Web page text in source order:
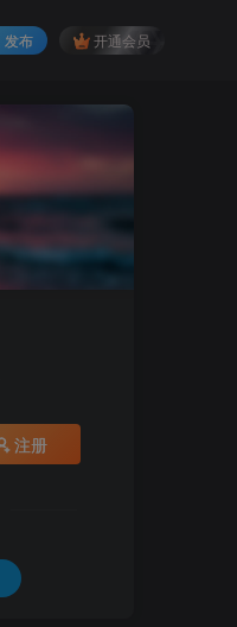
发布 开通会员
注册